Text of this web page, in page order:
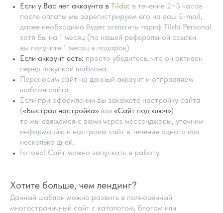
Если у Вас нет аккаунта в Tilda: в течение 2−3 часов
после оплаты мы зарегистрируем его на ваш E-mail,
далее необходимо будет оплатить тариф Tilda Personal
хотя бы на 1 месяц (по нашей реферальной ссылки
вы получите 1 месяц в подарок)
Если аккаунт есть: просто убедитесь, что он активен
перед покупкой шаблона.
Переносим сайт на данный аккаунт и отправляем
шаблон сайта
Если при оформлении вы закажете настройку сайта
(«Быстрая настройка» или «Сайт под ключ»)
то мы свяжемся с вами через мессенджеры, уточним
информацию и настроим сайт в течение одного или
несколько дней.
Готово! Сайт можно запускать в работу.
Хотите больше, чем лендинг?
Данный шаблон можно развить в полноценный
многостраничный сайт с каталогом, блогом или
ПОМОЩЬ В НАСТРОЙКИ
ШАБЛОНА